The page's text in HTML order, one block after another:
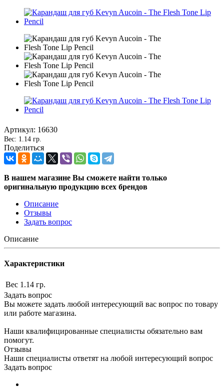
Артикул: 16630
Вес: 1.14 гр.
Поделиться
В нашем магазине Вы сможете найти только
оригинальную продукцию всех брендов
Описание
Отзывы
Задать вопрос
Описание
Характеристики
Вес 1.14 гр.
Задать вопрос
Вы можете задать любой интересующий вас вопрос по товару
или работе магазина.
Наши квалифицированные специалисты обязательно вам
помогут.
Отзывы
Наши специалисты ответят на любой интересующий вопрос
Задать вопрос